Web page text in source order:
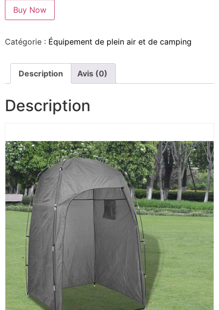
Buy Now
Catégorie : Équipement de plein air et de camping
Description Avis (0)
Description